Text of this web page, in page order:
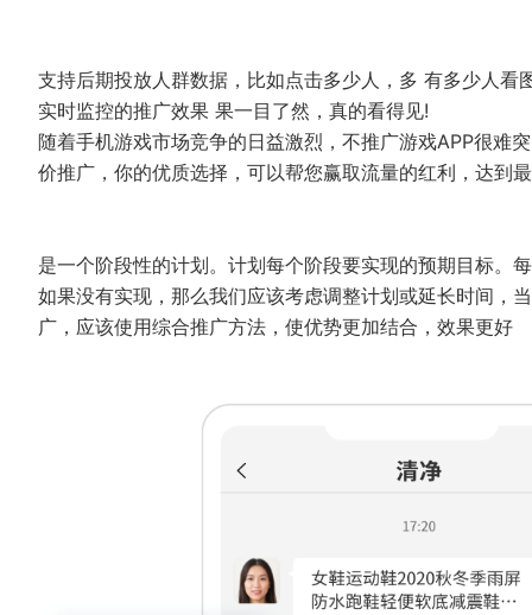
支持后期投放人群数据，比如点击多少人，多 有多少人
实时监控的推广效果 果一目了然，真的看得见!
随着手机游戏市场竞争的日益激烈，不推广游戏APP很难
价推广，你的优质选择，可以帮您赢取流量的红利，达到
是一个阶段性的计划。计划每个阶段要实现的预期目标。
如果没有实现，那么我们应该考虑调整计划或延长时间，
广，应该使用综合推广方法，使优势更加结合，效果更好